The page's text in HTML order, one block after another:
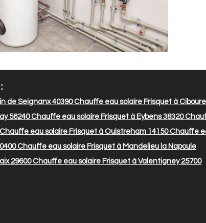
de Seignanx 40390Chauffe eau solaire Frisquet à Ciboure
56240Chauffe eau solaire Frisquet à Eybens 38320
eau solaire Frisquet à Ouistreham 14150Chauffe
Chauffe eau solaire Frisquet à Mandelieu la Napoule
29600Chauffe eau solaire Frisquet à Valentigney 25700